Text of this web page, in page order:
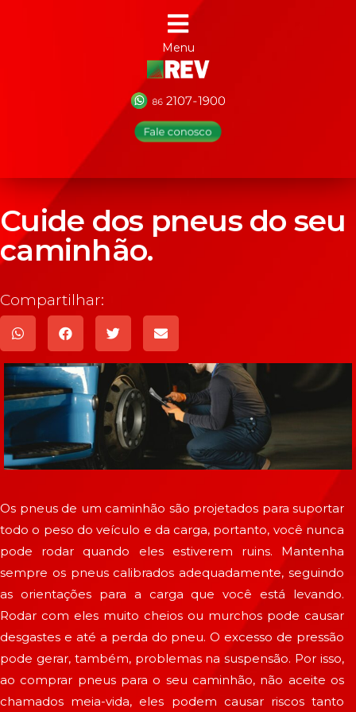
Menu
Cuide dos pneus do seu
caminhão.
Compartilhar:
Os pneus de um caminhão são projetados para suportar
todo o peso do veículo e da carga, portanto, você nunca
pode rodar quando eles estiverem ruins. Mantenha
sempre os pneus calibrados adequadamente, seguindo
as orientações para a carga que você está levando.
Rodar com eles muito cheios ou murchos pode causar
desgastes e até a perda do pneu. O excesso de pressão
pode gerar, também, problemas na suspensão. Por isso,
ao comprar pneus para o seu caminhão, não aceite os
chamados meia-vida, eles podem causar riscos tanto